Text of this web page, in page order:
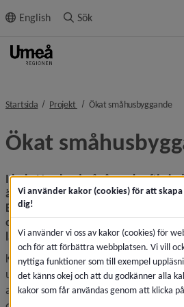
innehållet
English Sök
Startsida Projekt nivå i brödsmulenavigeringen
Ökat småhusbyggande
Ökat
I hela Norrland pågår en kraftig
är kopplad till fossilfri utveckling
Expansionen kommer att skapa
och en stor efterfrågan på
länen.
Kompetensförsörjningen i norra
utmaning då det redan idag råder
arbetslösheten är låg. För att
Vi använder kakor (cookies) för att
dig!
Vi använder vi oss av kakor (cookies) för
och för att förbättra webbplatsen. Vi vill
nyttiga funktioner som till exempel
det känns okej och att du godkänner alla
kakor som får användas genom att klicka